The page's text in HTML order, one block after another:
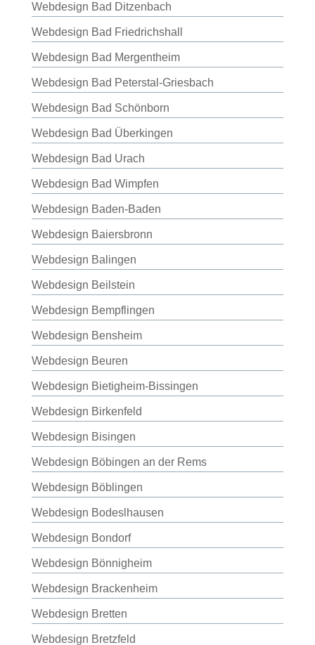
Webdesign Bad Ditzenbach
Webdesign Bad Friedrichshall
Webdesign Bad Mergentheim
Webdesign Bad Peterstal-Griesbach
Webdesign Bad Schönborn
Webdesign Bad Überkingen
Webdesign Bad Urach
Webdesign Bad Wimpfen
Webdesign Baden-Baden
Webdesign Baiersbronn
Webdesign Balingen
Webdesign Beilstein
Webdesign Bempflingen
Webdesign Bensheim
Webdesign Beuren
Webdesign Bietigheim-Bissingen
Webdesign Birkenfeld
Webdesign Bisingen
Webdesign Böbingen an der Rems
Webdesign Böblingen
Webdesign Bodeslhausen
Webdesign Bondorf
Webdesign Bönnigheim
Webdesign Brackenheim
Webdesign Bretten
Webdesign Bretzfeld